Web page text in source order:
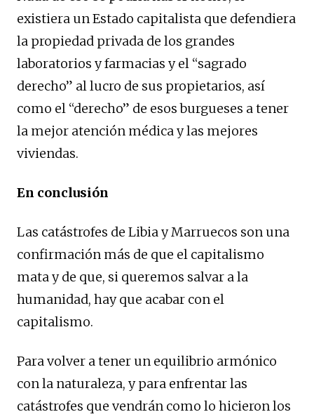
existiera un Estado capitalista que defendiera
la propiedad privada de los grandes
laboratorios y farmacias y el “sagrado
derecho” al lucro de sus propietarios, así
como el “derecho” de esos burgueses a tener
la mejor atención médica y las mejores
viviendas.
En conclusión
Las catástrofes de Libia y Marruecos son una
confirmación más de que el capitalismo
mata y de que, si queremos salvar a la
humanidad, hay que acabar con el
capitalismo.
Para volver a tener un equilibrio armónico
con la naturaleza, y para enfrentar las
catástrofes que vendrán como lo hicieron los